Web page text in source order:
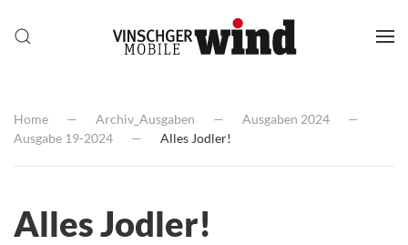
Home Archiv_Ausgaben
Ausgaben 2024
Ausgabe 19-2024
Alles Jodler!
Alles Jodler!